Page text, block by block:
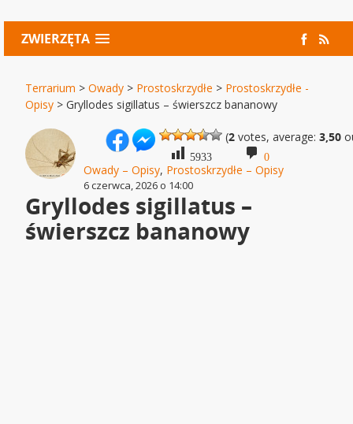
ZWIERZĘTA
Terrarium >Owady > Prostoskrzydłe > Prostoskrzydłe -
Opisy >Gryllodes sigillatus – świerszcz bananowy
(2 votes, average:3,50
5933 0
Owady – Opisy, Prostoskrzydłe – Opisy
6 czerwca, 2026 o 14:00
Gryllodes sigillatus –
świerszcz bananowy